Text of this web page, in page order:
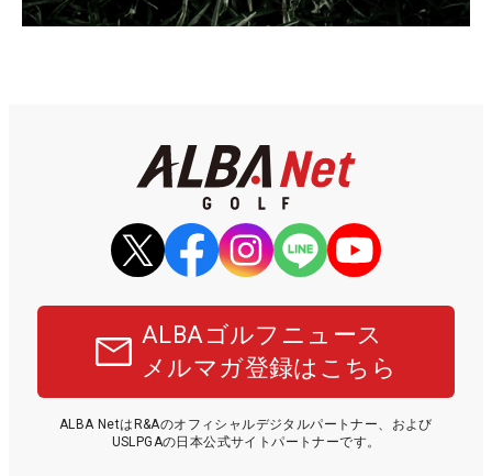
ALBAゴルフニュース
メルマガ登録はこちら
ALBA NetはR&Aのオフィシャルデジタルパートナー、および
USLPGAの日本公式サイトパートナーです。